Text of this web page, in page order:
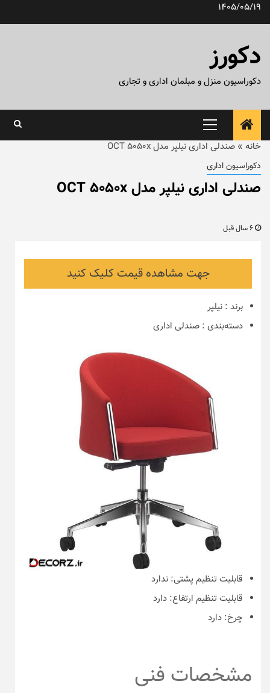
پرش1405/05/19
دکورز
دکوراسیون منزل و مبلمان اداری و تجاری
منوی
اصلی
خانه » صندلی اداری نیلپر مدل OCT 5050x
دکوراسیون اداری
صندلی اداری نیلپر مدل OCT 5050x
جهت مشاهده قیمت کلیک کنید
برند : نیلپر
دسته‌بندی : صندلی اداری
قابلیت تنظیم پشتی: ندارد
قابلیت تنظیم ارتفاع: دارد
چرخ: دارد
مشخصات فنی